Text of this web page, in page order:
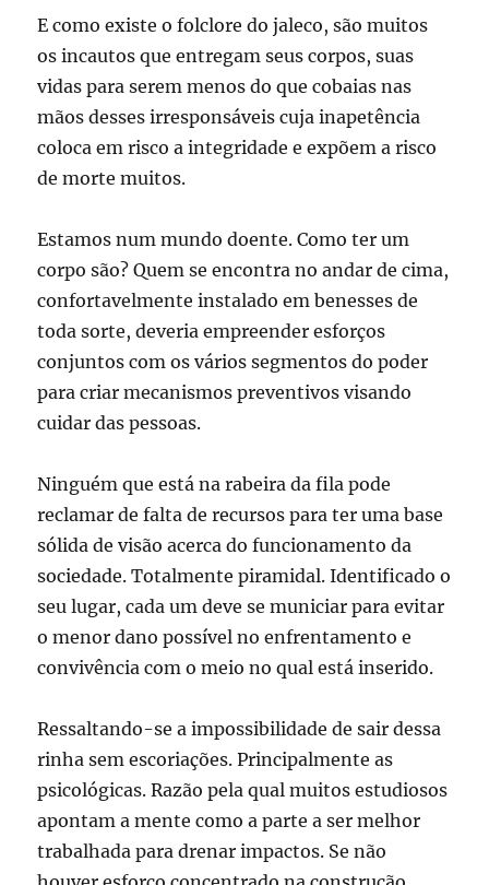
E como existe o folclore do jaleco, são muitos
os incautos que entregam seus corpos, suas
vidas para serem menos do que cobaias nas
mãos desses irresponsáveis cuja inapetência
coloca em risco a integridade e expõem a risco
de morte muitos.
Estamos num mundo doente. Como ter um
corpo são? Quem se encontra no andar de cima,
confortavelmente instalado em benesses de
toda sorte, deveria empreender esforços
conjuntos com os vários segmentos do poder
para criar mecanismos preventivos visando
cuidar das pessoas.
Ninguém que está na rabeira da fila pode
reclamar de falta de recursos para ter uma base
sólida de visão acerca do funcionamento da
sociedade. Totalmente piramidal. Identificado o
seu lugar, cada um deve se municiar para evitar
o menor dano possível no enfrentamento e
convivência com o meio no qual está inserido.
Ressaltando-se a impossibilidade de sair dessa
rinha sem escoriações. Principalmente as
psicológicas. Razão pela qual muitos estudiosos
apontam a mente como a parte a ser melhor
trabalhada para drenar impactos. Se não